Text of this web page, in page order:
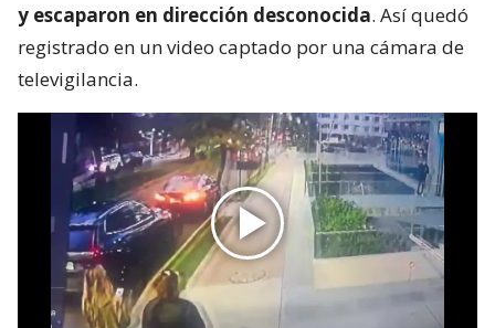
y escaparon en dirección desconocida. Así quedó
registrado en un video captado por una cámara de
televigilancia.